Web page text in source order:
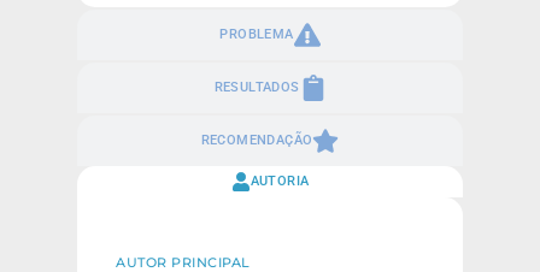
PROBLEMA
RESULTADOS
RECOMENDAÇÃO
AUTORIA
AUTOR PRINCIPAL